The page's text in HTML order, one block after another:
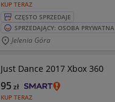
KUP TERAZ
CZĘSTO SPRZEDAJE
SPRZEDAJĄCY: OSOBA PRYWATNA
Jelenia Góra
Just Dance 2017 Xbox 360
KUP TERAZ
95zł